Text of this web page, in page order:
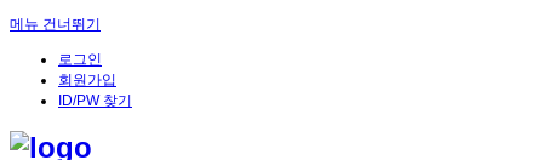
메뉴 건너뛰기
로그인
회원가입
ID/PW 찾기